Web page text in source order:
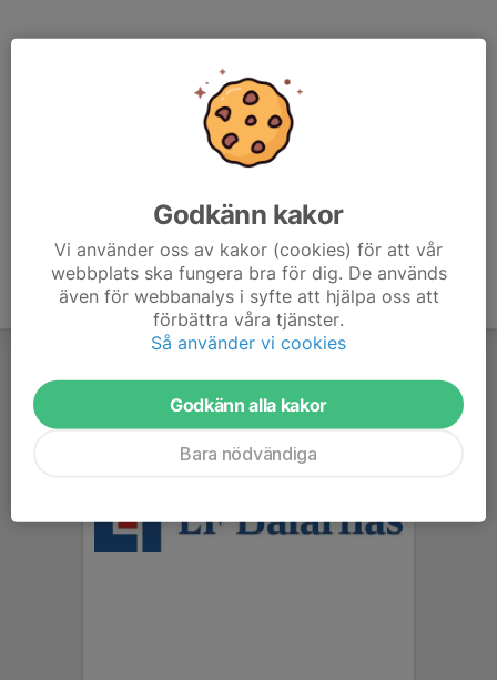
Godkänn kakor
Vi använder oss av kakor (cookies) för att vår
webbplats ska fungera bra för dig. De används
även för webbanalys i syfte att hjälpa oss att
förbättra våra tjänster.
Så använder vi cookies
Godkänn alla kakor
Bara nödvändiga